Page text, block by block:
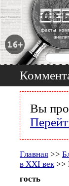
Вы
Главная >>
в XXI век>>
гость